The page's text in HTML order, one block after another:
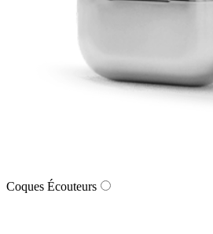
Coques Écouteurs